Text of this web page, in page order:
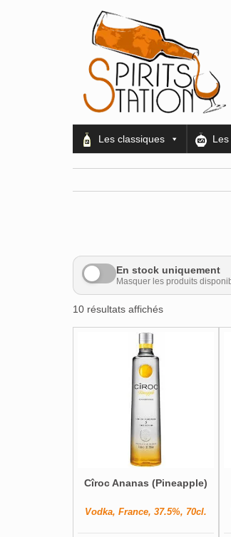
Les classiques
En stock uniquement
Masquer les produits
10 résultats affichés
Cîroc Ananas (Pineapple)
Vodka, France, 37.5%, 70cl.